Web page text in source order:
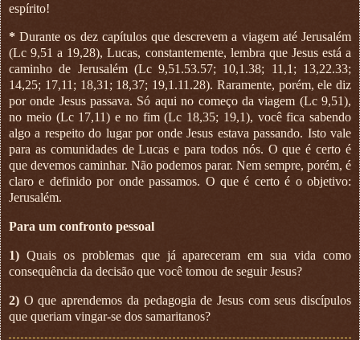
espírito!
* Durante os dez capítulos que descrevem a viagem até Jerusalém
(Lc 9,51 a 19,28), Lucas, constantemente, lembra que Jesus está a
caminho de Jerusalém (Lc 9,51.53.57; 10,1.38; 11,1; 13,22.33;
14,25; 17,11; 18,31; 18,37; 19,1.11.28). Raramente, porém, ele diz
por onde Jesus passava. Só aqui no começo da viagem (Lc 9,51),
no meio (Lc 17,11) e no fim (Lc 18,35; 19,1), você fica sabendo
algo a respeito do lugar por onde Jesus estava passando. Isto vale
para as comunidades de Lucas e para todos nós. O que é certo é
que devemos caminhar. Não podemos parar. Nem sempre, porém, é
claro e definido por onde passamos. O que é certo é o objetivo:
Jerusalém.
Para um confronto pessoal
1) Quais os problemas que já apareceram em sua vida como
consequência da decisão que você tomou de seguir Jesus?
2) O que aprendemos da pedagogia de Jesus com seus discípulos
que queriam vingar-se dos samaritanos?